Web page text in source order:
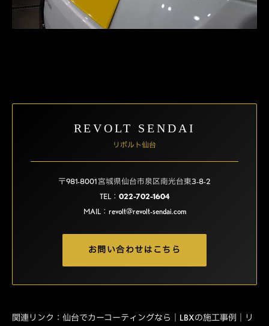
REVOLT SENDAI
リボルト仙台
〒981-8001 宮城県仙台市泉区南光台東3-8-2
TEL： 022-702-1604
MAIL： revolt@revolt-sendai.com
お問い合わせはこちら
関連リンク： 仙台でカーコーティングなら｜LBXの施工事例｜リ